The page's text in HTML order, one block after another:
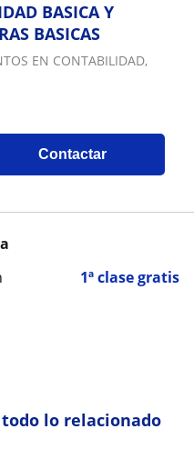
BASICA Y
BASICAS
EN CONTABILIDAD,
Contactar
1ª clase gratis
lo relacionado